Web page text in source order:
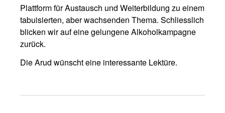
Plattform für Austausch und Weiterbildung zu einem
tabuisierten, aber wachsenden Thema. Schliesslich
blicken wir auf eine gelungene Alkoholkampagne
zurück.
Die Arud wünscht eine interessante Lektüre.